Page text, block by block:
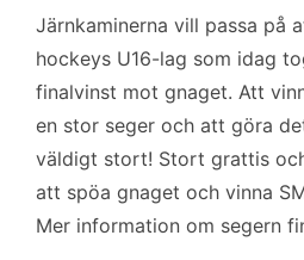
Järnkaminerna vill passa på
hockeys U16-lag som idag
finalvinst mot gnaget. Att
en stor seger och att göra
väldigt stort! Stort grattis
att spöa gnaget och vinna
Mer information om segern